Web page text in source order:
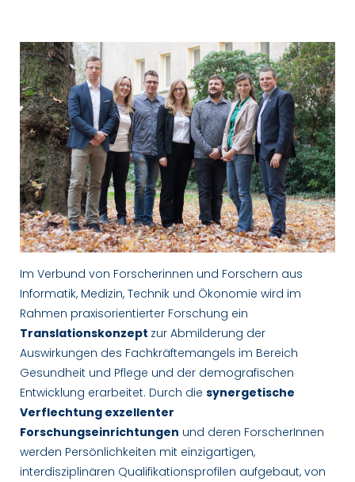
Im Verbund von Forscherinnen und Forschern aus
Informatik, Medizin, Technik und Ökonomie wird im
Rahmen praxisorientierter Forschung ein
Translationskonzept zur Abmilderung der
Auswirkungen des Fachkräftemangels im Bereich
Gesundheit und Pflege und der demografischen
Entwicklung erarbeitet. Durch die synergetische
Verflechtung exzellenter
Forschungseinrichtungen und deren ForscherInnen
werden Persönlichkeiten mit einzigartigen,
interdisziplinären Qualifikationsprofilen aufgebaut, von